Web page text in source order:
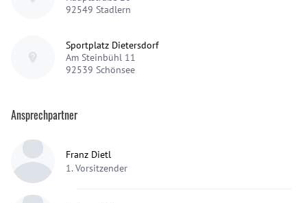
92549 Stadlern
Sportplatz Dietersdorf
Am Steinbühl 11
92539 Schönsee
Ansprechpartner
Franz Dietl
1. Vorsitzender